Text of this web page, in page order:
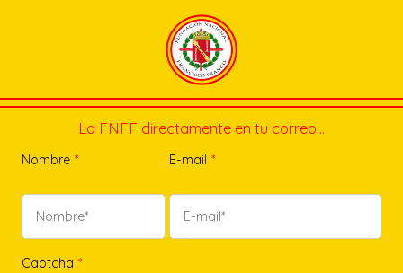
La FNFF directamente en tu correo…
Nombre * E-mail *
Captcha *